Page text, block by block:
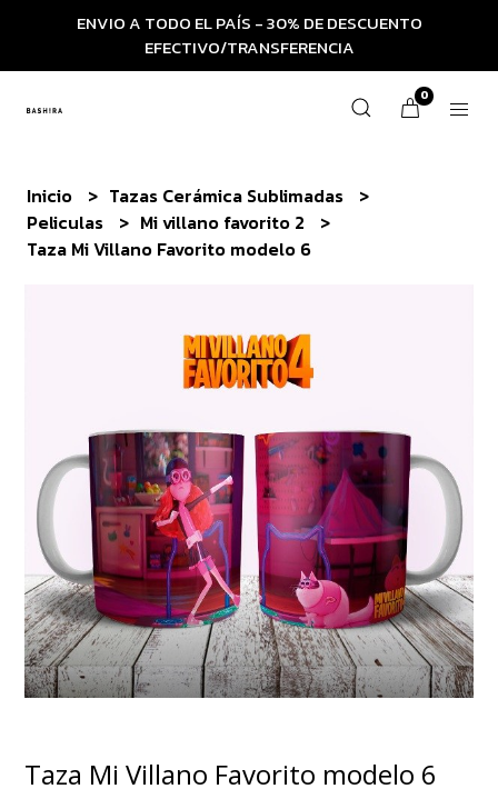
ENVIO A TODO EL PAÍS - 30% DE DESCUENTO
EFECTIVO/TRANSFERENCIA
0
Inicio
Tazas Cerámica Sublimadas
Peliculas
Mi villano favorito 2
Taza Mi Villano Favorito modelo 6
Taza Mi Villano Favorito modelo 6